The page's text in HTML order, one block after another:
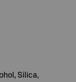
Silica,